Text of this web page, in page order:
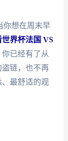
你想在周末早
界杯法国 VS
已经有了从
链，也不再
最舒适的观